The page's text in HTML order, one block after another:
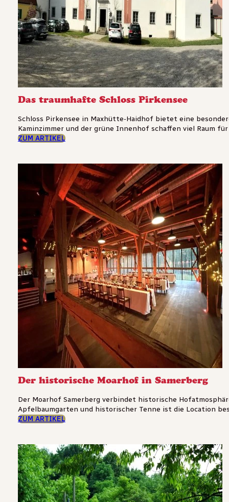
Das traumhafte Schloss Pirkensee
Schloss Pirkensee in Maxhütte-Haidhof bietet eine
Kaminzimmer und der grüne Innenhof schaffen viel Raum für
ZUM ARTIKEL
Der historische Moarhof in Samerberg
Der Moarhof Samerberg verbindet historische
Apfelbaumgarten und historischer Tenne ist die Location
ZUM ARTIKEL